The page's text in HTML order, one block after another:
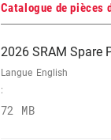
Catalogue de pièces
2026 SRAM Spare
Langue
:
English
72 MB